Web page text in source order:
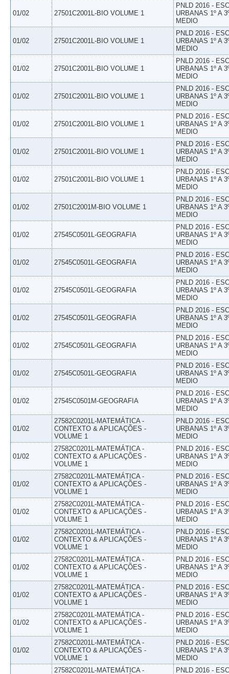
01/02 27501C2001L-BIO VOLUME 1
PNLD 2016 -
URBANAS 1º A
MEDIO
01/02 27501C2001L-BIO VOLUME 1
PNLD 2016 -
URBANAS 1º A
MEDIO
01/02 27501C2001L-BIO VOLUME 1
PNLD 2016 -
URBANAS 1º A
MEDIO
01/02 27501C2001L-BIO VOLUME 1
PNLD 2016 -
URBANAS 1º A
MEDIO
01/02 27501C2001L-BIO VOLUME 1
PNLD 2016 -
URBANAS 1º A
MEDIO
01/02 27501C2001L-BIO VOLUME 1
PNLD 2016 -
URBANAS 1º A
MEDIO
01/02 27501C2001L-BIO VOLUME 1
PNLD 2016 -
URBANAS 1º A
MEDIO
01/02 27501C2001M-BIO VOLUME 1
PNLD 2016 -
URBANAS 1º A
MEDIO
01/02 27545C0501L-GEOGRAFIA
PNLD 2016 -
URBANAS 1º A
MEDIO
01/02 27545C0501L-GEOGRAFIA
PNLD 2016 -
URBANAS 1º A
MEDIO
01/02 27545C0501L-GEOGRAFIA
PNLD 2016 -
URBANAS 1º A
MEDIO
01/02 27545C0501L-GEOGRAFIA
PNLD 2016 -
URBANAS 1º A
MEDIO
01/02 27545C0501L-GEOGRAFIA
PNLD 2016 -
URBANAS 1º A
MEDIO
01/02 27545C0501L-GEOGRAFIA
PNLD 2016 -
URBANAS 1º A
MEDIO
01/02 27545C0501M-GEOGRAFIA
PNLD 2016 -
URBANAS 1º A
MEDIO
01/02
27582C0201L-MATEMÁTICA -
CONTEXTO & APLICAÇÕES -
VOLUME 1
PNLD 2016 -
URBANAS 1º A
MEDIO
01/02
27582C0201L-MATEMÁTICA -
CONTEXTO & APLICAÇÕES -
VOLUME 1
PNLD 2016 -
URBANAS 1º A
MEDIO
01/02
27582C0201L-MATEMÁTICA -
CONTEXTO & APLICAÇÕES -
VOLUME 1
PNLD 2016 -
URBANAS 1º A
MEDIO
01/02
27582C0201L-MATEMÁTICA -
CONTEXTO & APLICAÇÕES -
VOLUME 1
PNLD 2016 -
URBANAS 1º A
MEDIO
01/02
27582C0201L-MATEMÁTICA -
CONTEXTO & APLICAÇÕES -
VOLUME 1
PNLD 2016 -
URBANAS 1º A
MEDIO
01/02
27582C0201L-MATEMÁTICA -
CONTEXTO & APLICAÇÕES -
VOLUME 1
PNLD 2016 -
URBANAS 1º A
MEDIO
01/02
27582C0201L-MATEMÁTICA -
CONTEXTO & APLICAÇÕES -
VOLUME 1
PNLD 2016 -
URBANAS 1º A
MEDIO
01/02
27582C0201L-MATEMÁTICA -
CONTEXTO & APLICAÇÕES -
VOLUME 1
PNLD 2016 -
URBANAS 1º A
MEDIO
01/02
27582C0201L-MATEMÁTICA -
CONTEXTO & APLICAÇÕES -
VOLUME 1
PNLD 2016 -
URBANAS 1º A
MEDIO
27582C0201L-MATEMÁTICA -
PNLD 2016 -